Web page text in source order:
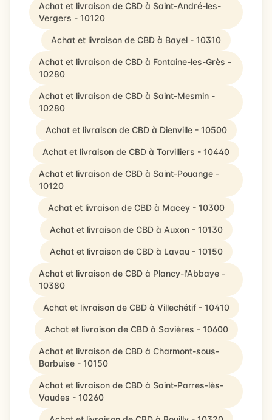
Achat et livraison de CBD à Saint-André-les-
Vergers - 10120
Achat et livraison de CBD à Bayel - 10310
Achat et livraison de CBD à Fontaine-les-Grès -
10280
Achat et livraison de CBD à Saint-Mesmin -
10280
Achat et livraison de CBD à Dienville - 10500
Achat et livraison de CBD à Torvilliers - 10440
Achat et livraison de CBD à Saint-Pouange -
10120
Achat et livraison de CBD à Macey - 10300
Achat et livraison de CBD à Auxon - 10130
Achat et livraison de CBD à Lavau - 10150
Achat et livraison de CBD à Plancy-l'Abbaye -
10380
Achat et livraison de CBD à Villechétif - 10410
Achat et livraison de CBD à Savières - 10600
Achat et livraison de CBD à Charmont-sous-
Barbuise - 10150
Achat et livraison de CBD à Saint-Parres-lès-
Vaudes - 10260